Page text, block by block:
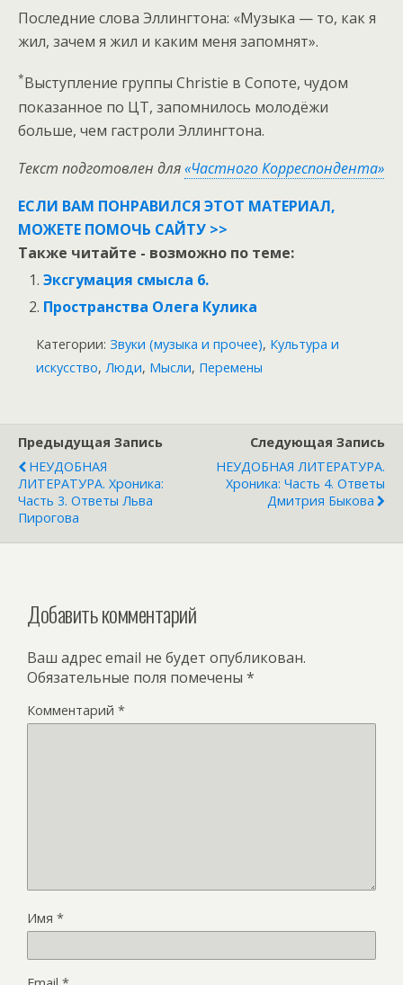
Последние слова Эллингтона: «Музыка — то, как я
жил, зачем я жил и каким меня запомнят».
*Выступление группы Christie в Сопоте, чудом
показанное по ЦТ, запомнилось молодёжи
больше, чем гастроли Эллингтона.
Текст подготовлен для«Частного Корреспондента»
ЕСЛИ ВАМ ПОНРАВИЛСЯ ЭТОТ МАТЕРИАЛ,
МОЖЕТЕ ПОМОЧЬ САЙТУ >>
Также читайте - возможно по теме:
Эксгумация смысла 6.
Пространства Олега Кулика
Категории: Звуки (музыка и прочее), Культура и
искусство, Люди, Мысли, Перемены
Предыдущая Запись
НЕУДОБНАЯ
ЛИТЕРАТУРА. Хроника:
Часть 3. Ответы Льва
Пирогова
Следующая Запись
НЕУДОБНАЯ ЛИТЕРАТУРА.
Хроника: Часть 4. Ответы
Дмитрия Быкова
Добавить комментарий
Ваш адрес email не будет опубликован.
Обязательные поля помечены *
Комментарий *
Имя *